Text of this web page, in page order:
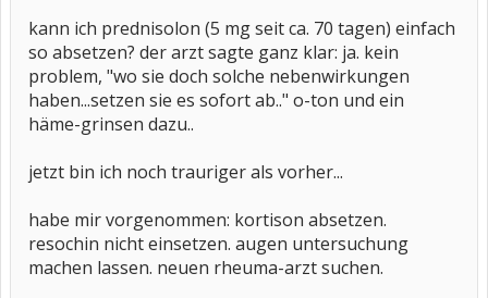
kann ich prednisolon (5 mg seit ca. 70 tagen) einfach
so absetzen? der arzt sagte ganz klar: ja. kein
problem, "wo sie doch solche nebenwirkungen
haben...setzen sie es sofort ab.." o-ton und ein
häme-grinsen dazu..
jetzt bin ich noch trauriger als vorher...
habe mir vorgenommen: kortison absetzen.
resochin nicht einsetzen. augen untersuchung
machen lassen. neuen rheuma-arzt suchen.